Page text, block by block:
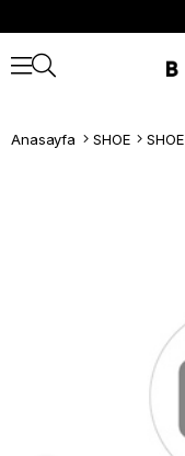
Anasayfa SHOE SHOE